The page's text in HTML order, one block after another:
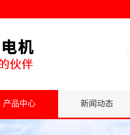
产品中心 新闻动态